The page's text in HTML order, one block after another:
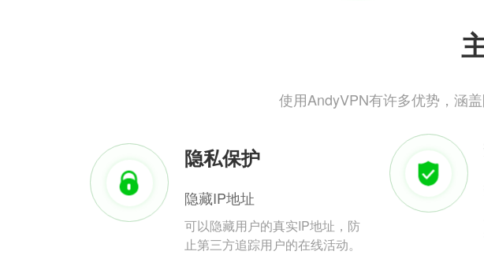
使用AndyVPN有许多优势，涵
隐私保护
隐藏IP地址
可以隐藏用户的真实IP地址，防
止第三方追踪用户的在线活动。